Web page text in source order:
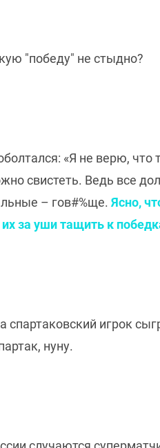
"победу" не стыдно?
«Я не верю, что
свистеть. Ведь все
– гов#%ще. Ясно,
за уши тащить к
спартаковский игрок
нуну.